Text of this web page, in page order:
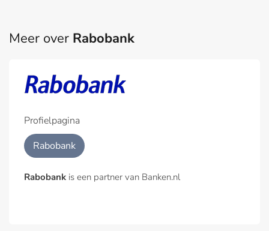
Meer over Rabobank
Profielpagina
Rabobank
Rabobank is een partner van Banken.nl